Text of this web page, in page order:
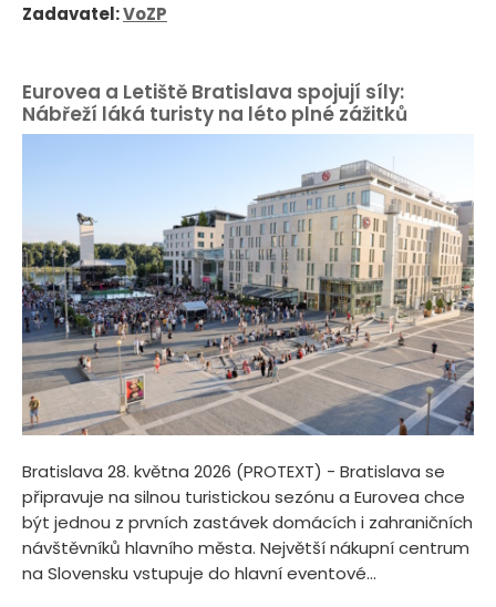
Zadavatel:VoZP
Eurovea a Letiště Bratislava spojují síly:
Nábřeží láká turisty na léto plné zážitků
Bratislava 28. května 2026 (PROTEXT) - Bratislava se
připravuje na silnou turistickou sezónu a Eurovea chce
být jednou z prvních zastávek domácích i zahraničních
návštěvníků hlavního města. Největší nákupní centrum
na Slovensku vstupuje do hlavní eventové...